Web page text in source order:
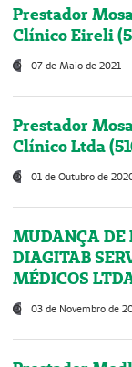
Prestador
Clínico Eireli
07 de Maio de 2021
Prestador
Clínico Ltda
01 de Outubro de
MUDANÇA DE
DIAGITAB
MÉDICOS
03 de Novembro de